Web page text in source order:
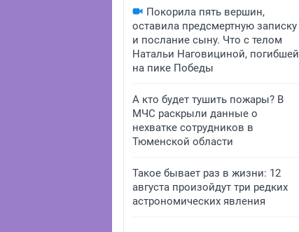
Покорила пять вершин,
оставила предсмертную записку
и послание сыну. Что с телом
Натальи Наговициной, погибшей
на пике Победы
А кто будет тушить пожары? В
МЧС раскрыли данные о
нехватке сотрудников в
Тюменской области
Такое бывает раз в жизни: 12
августа произойдут три редких
астрономических явления